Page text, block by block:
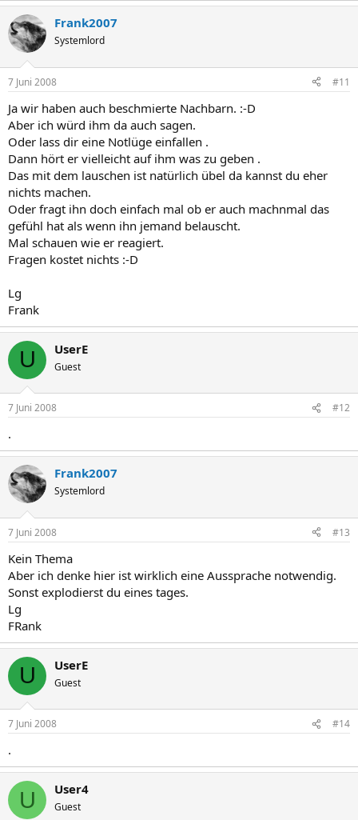
Frank2007
Systemlord
7 Juni 2008 #11
Ja wir haben auch beschmierte Nachbarn. :-D
Aber ich würd ihm da auch sagen.
Oder lass dir eine Notlüge einfallen .
Dann hört er vielleicht auf ihm was zu geben .
Das mit dem lauschen ist natürlich übel da kannst du eher
nichts machen.
Oder fragt ihn doch einfach mal ob er auch machnmal das
gefühl hat als wenn ihn jemand belauscht.
Mal schauen wie er reagiert.
Fragen kostet nichts :-D
Lg
Frank
U UserE
Guest
7 Juni 2008 #12
.
Frank2007
Systemlord
7 Juni 2008 #13
Kein Thema
Aber ich denke hier ist wirklich eine Aussprache notwendig.
Sonst explodierst du eines tages.
Lg
FRank
U UserE
Guest
7 Juni 2008 #14
.
U User4
Guest